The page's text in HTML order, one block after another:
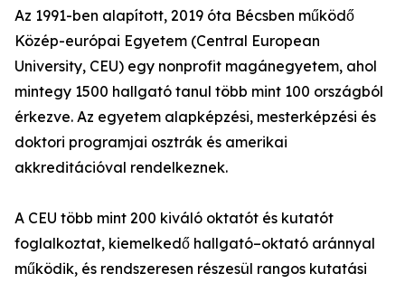
Az 1991-ben alapított, 2019 óta Bécsben működő
Közép-európai Egyetem (Central European
University, CEU) egy nonprofit magánegyetem, ahol
mintegy 1500 hallgató tanul több mint 100 országból
érkezve. Az egyetem alapképzési, mesterképzési és
doktori programjai osztrák és amerikai
akkreditációval rendelkeznek.
A CEU több mint 200 kiváló oktatót és kutatót
foglalkoztat, kiemelkedő hallgató–oktató aránnyal
működik, és rendszeresen részesül rangos kutatási